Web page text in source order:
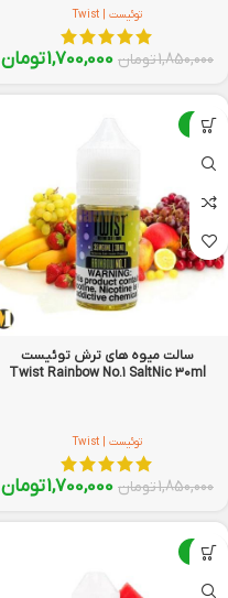
توئیست | Twist
1,850,000تومان 1,700,000تومان
-8%
سالت میوه‌ های ترش توئیست
Twist Rainbow No.1 SaltNic 30ml
توئیست | Twist
1,850,000تومان 1,700,000تومان
-8%